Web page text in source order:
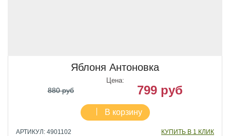
Яблоня Антоновка
Цена:
880 руб 799 руб
В корзину
АРТИКУЛ: 4901102
КУПИТЬ В 1 КЛИК